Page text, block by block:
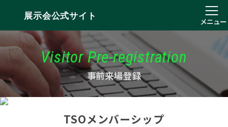
展示会公式サイト
メニュー
Visitor Pre-registration
事前来場登録
TSOメンバーシップ